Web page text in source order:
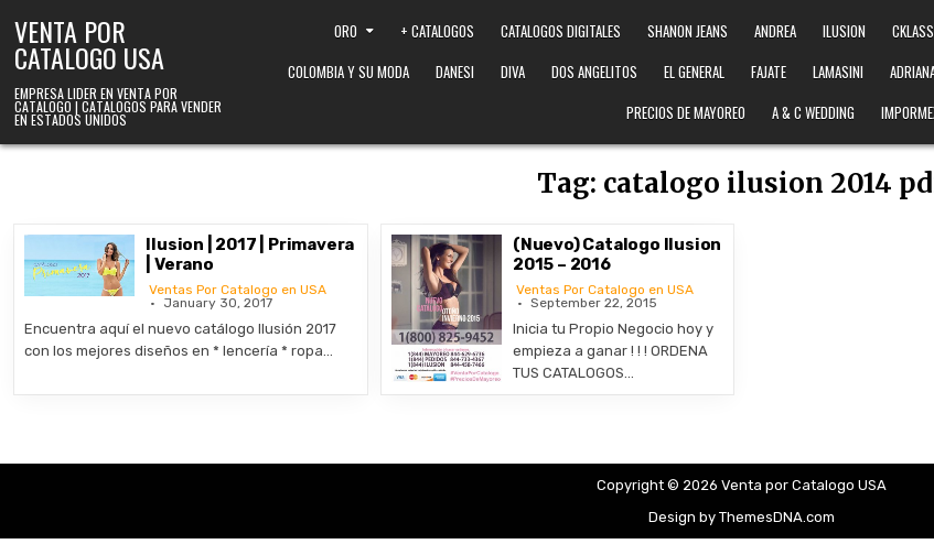
VENTA POR
CATALOGO USA
EMPRESA LIDER EN VENTA POR
CATALOGO | CATALOGOS PARA VENDER
EN ESTADOS UNIDOS
ORO + CATALOGOS CATALOGOS DIGITALES SHANON JEANS ANDREA ILUSION CKLASS
COLOMBIA Y SU MODA
DANESI DIVA DOS ANGELITOS EL GENERAL FAJATE LAMASINI
PRECIOS DE MAYOREO
A & C WEDDING
Tag: catalogo ilusion 2014
Ilusion | 2017 | Primavera
| Verano
Ventas Por Catalogo en USA
January 30, 2017
Encuentra aquí el nuevo catálogo Ilusión 2017
con los mejores diseños en * lencería * ropa…
(Nuevo) Catalogo Ilusion
2015 – 2016
Ventas Por Catalogo en USA
September 22, 2015
Inicia tu Propio Negocio hoy y
empieza a ganar ! ! ! ORDENA
TUS CATALOGOS…
Copyright © 2026 Venta por Catalogo USA
Design by ThemesDNA.com